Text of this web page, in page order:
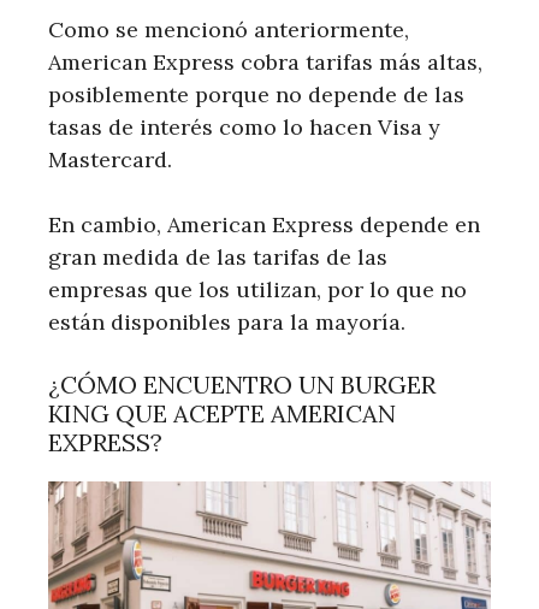
Como se mencionó anteriormente,
American Express cobra tarifas más altas,
posiblemente porque no depende de las
tasas de interés como lo hacen Visa y
Mastercard.
En cambio, American Express depende en
gran medida de las tarifas de las
empresas que los utilizan, por lo que no
están disponibles para la mayoría.
¿CÓMO ENCUENTRO UN BURGER
KING QUE ACEPTE AMERICAN
EXPRESS?